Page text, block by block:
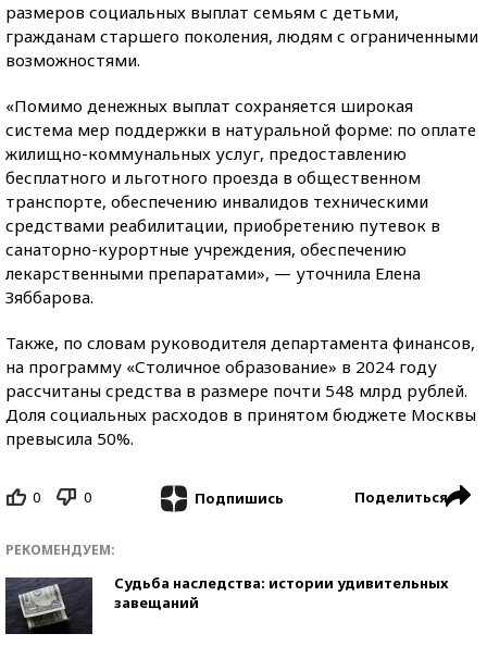
размеров социальных выплат семьям с детьми,
гражданам старшего поколения, людям с ограниченными
возможностями.
«Помимо денежных выплат сохраняется широкая
система мер поддержки в натуральной форме: по оплате
жилищно-коммунальных услуг, предоставлению
бесплатного и льготного проезда в общественном
транспорте, обеспечению инвалидов техническими
средствами реабилитации, приобретению путевок в
санаторно-курортные учреждения, обеспечению
лекарственными препаратами», — уточнила Елена
Зяббарова.
Также, по словам руководителя департамента финансов,
на программу «Столичное образование» в 2024 году
рассчитаны средства в размере почти 548 млрд рублей.
Доля социальных расходов в принятом бюджете Москвы
превысила 50%.
0 0 Подпишись Поделиться
РЕКОМЕНДУЕМ:
Судьба наследства: истории удивительных
завещаний